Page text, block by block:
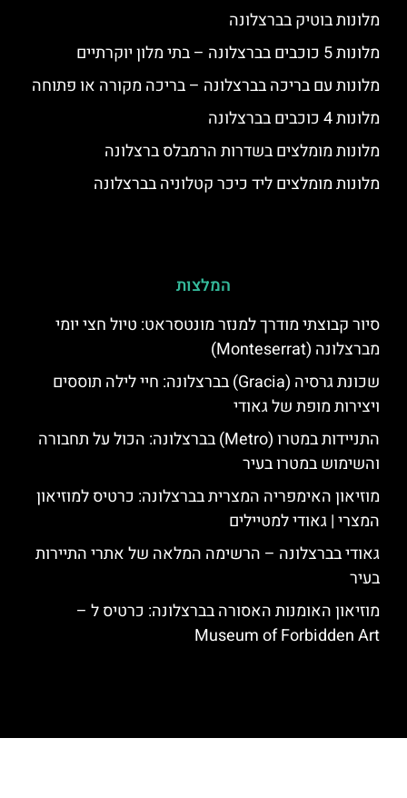
מלונות בוטיק בברצלונה
מלונות 5 כוכבים בברצלונה – בתי מלון יוקרתיים
מלונות עם בריכה בברצלונה – בריכה מקורה או פתוחה
מלונות 4 כוכבים בברצלונה
מלונות מומלצים בשדרות הרמבלס ברצלונה
מלונות מומלצים ליד כיכר קטלוניה בברצלונה
המלצות
סיור קבוצתי מודרך למנזר מונטסראט: טיול חצי יומי
מברצלונה (Monteserrat)
שכונת גרסיה (Gracia) בברצלונה: חיי לילה תוססים
ויצירות מופת של גאודי
התניידות במטרו (Metro) בברצלונה: הכול על תחבורה
והשימוש במטרו בעיר
מוזיאון האימפריה המצרית בברצלונה: כרטיס למוזיאון
המצרי | גאודי למטיילים
גאודי בברצלונה – הרשימה המלאה של אתרי התיירות
בעיר
מוזיאון האומנות האסורה בברצלונה: כרטיס ל –
Museum of Forbidden Art